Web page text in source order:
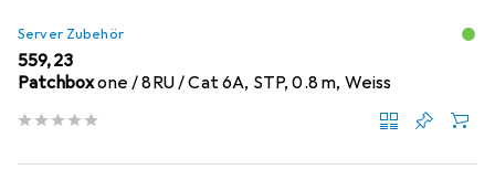
Server Zubehör
EUR
559,23
Patchboxone / 8RU / Cat 6A, STP, 0.8 m, Weiss